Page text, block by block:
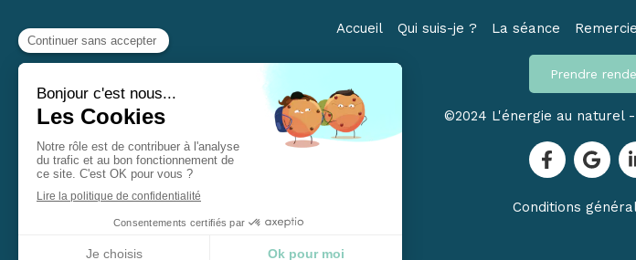
Accueil Qui suis-je ? La séance
Prendre
©2024 L'énergie au naturel
Conditions